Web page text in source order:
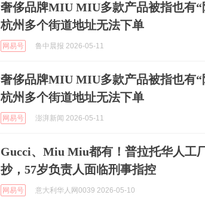
奢侈品牌MIU MIU多款产品被指也有“
杭州多个街道地址无法下单
网易号 鲁中晨报 2026-05-11
奢侈品牌MIU MIU多款产品被指也有“
杭州多个街道地址无法下单
网易号 澎湃新闻 2026-05-11
Gucci、Miu Miu都有！普拉托华人工
抄，57岁负责人面临刑事指控
网易号 意大利华人网0039 2026-05-10